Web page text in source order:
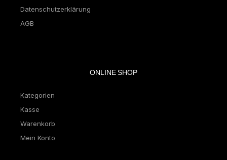
Datenschutzerklärung
AGB
ONLINE SHOP
Kategorien
Kasse
Warenkorb
Mein Konto